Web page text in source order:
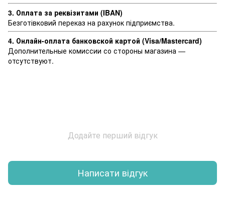
3. Оплата за реквізитами (IBAN)
Безготівковий переказ на рахунок підприємства.
4. Онлайн-оплата банковской картой (Visa/Mastercard)
Дополнительные комиссии со стороны магазина —
отсутствуют.
Додайте перший відгук
Написати відгук